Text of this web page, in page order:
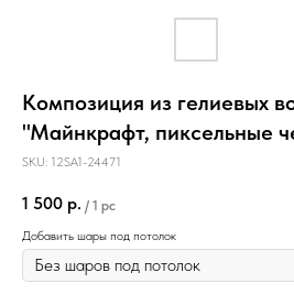
Композиция из гелиевых
"Майнкрафт, пиксельные
SKU: 12SA1-24471
1 500 р. / 1 pc
Добавить шары под потолок